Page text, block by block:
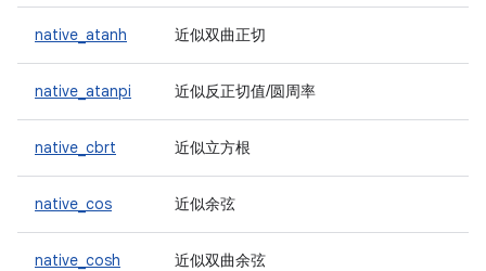
native_atanh 近似双曲正切
native_atanpi 近似反正切值/圆周率
native_cbrt 近似立方根
native_cos 近似余弦
native_cosh 近似双曲余弦